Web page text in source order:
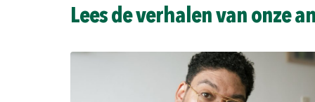
Lees de verhalen van onze